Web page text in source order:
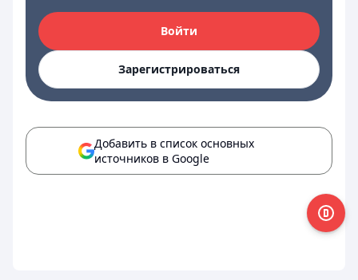
Войти
Зарегистрироваться
Добавить в список основных
источников в Google